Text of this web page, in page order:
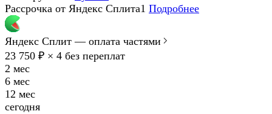
Рассрочка от Яндекс Сплита1 Подробнее
Яндекс Сплит — оплата частями
23 750 ₽ × 4 без переплат
2 мес
6 мес
12 мес
сегодня